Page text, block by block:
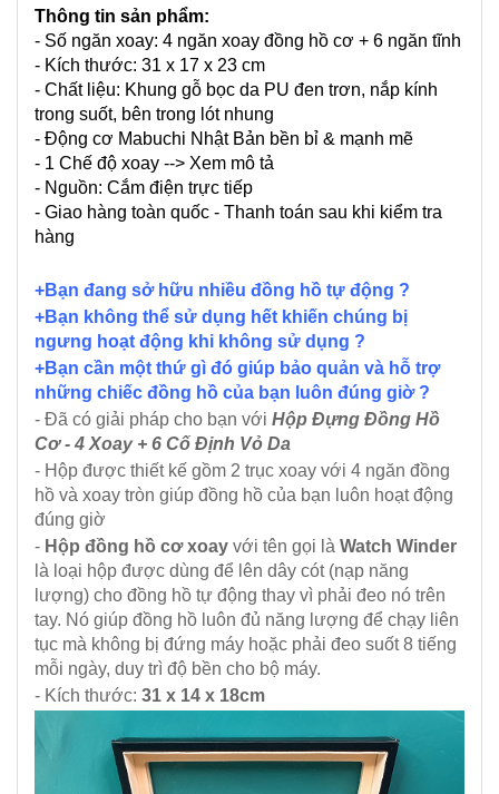
Thông tin sản phẩm:
- Số ngăn xoay: 4 ngăn xoay đồng hồ cơ + 6 ngăn tĩnh
- Kích thước: 31 x 17 x 23 cm
- Chất liệu: Khung gỗ bọc da PU đen trơn, nắp kính
trong suốt, bên trong lót nhung
- Động cơ Mabuchi Nhật Bản bền bỉ & mạnh mẽ
- 1 Chế độ xoay --> Xem mô tả
- Nguồn: Cắm điện trực tiếp
- Giao hàng toàn quốc - Thanh toán sau khi kiểm tra
hàng
+Bạn đang sở hữu nhiều đồng hồ tự động ?
+Bạn không thể sử dụng hết khiến chúng bị
ngưng hoạt động khi không sử dụng ?
+Bạn cần một thứ gì đó giúp bảo quản và hỗ trợ
những chiếc đồng hồ của bạn luôn đúng giờ ?
- Đã có giải pháp cho bạn với Hộp Đựng Đồng Hồ
Cơ - 4 Xoay + 6 Cố Định Vỏ Da
- Hộp được thiết kế gồm 2 trục xoay với 4 ngăn đồng
hồ và xoay tròn giúp đồng hồ của bạn luôn hoạt động
đúng giờ
- Hộp đồng hồ cơ xoay với tên gọi là Watch Winder
là loại hộp được dùng để lên dây cót (nạp năng
lượng) cho đồng hồ tự động thay vì phải đeo nó trên
tay. Nó giúp đồng hồ luôn đủ năng lượng để chạy liên
tục mà không bị đứng máy hoặc phải đeo suốt 8 tiếng
mỗi ngày, duy trì độ bền cho bộ máy.
- Kích thước: 31 x 14 x 18cm